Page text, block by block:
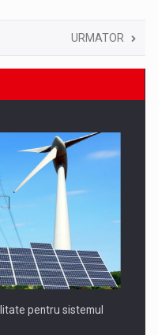
URMATOR
pentru sistemul